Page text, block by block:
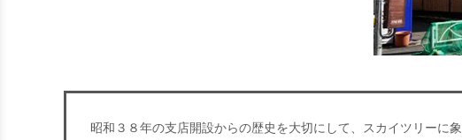
昭和３８年の支店開設からの歴史を大切にして、スカイツリーに